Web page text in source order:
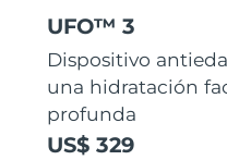
UFO™ 3
Dispositivo
una hidratación
profunda
US$ 329